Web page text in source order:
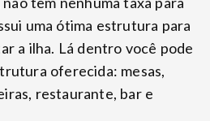
uma ótima estrutura para
a ilha. Lá dentro você pode
oferecida: mesas,
restaurante, bar e